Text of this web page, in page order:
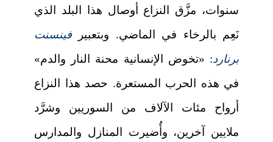
سنوات، مزَّق النزاع أوصال هذا البلد الذي
نَعِم بالرخاء في الماضي. وبتعبير فينسنت
برنارد: «تخوض الإنسانية محنة النار والدم»
في هذه الحرب المستعرة. حصد هذا النزاع
أرواح مئات الآلاف من السوريين وشرَّد
ملايين آخرين، وأُضيرت المنازل والمدارس